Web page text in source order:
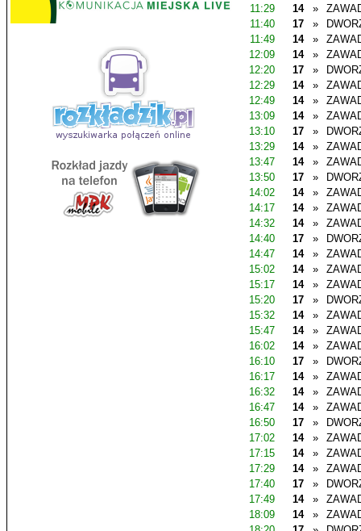
11:29
14 »
11:40
17 »
11:49
14 »
12:09
14 »
12:20
17 »
12:29
14 »
12:49
14 »
13:09
14 »
13:10
17 »
13:29
14 »
13:47
14 »
13:50
17 »
14:02
14 »
14:17
14 »
14:32
14 »
14:40
17 »
14:47
14 »
15:02
14 »
15:17
14 »
15:20
17 »
15:32
14 »
15:47
14 »
16:02
14 »
16:10
17 »
16:17
14 »
16:32
14 »
16:47
14 »
16:50
17 »
17:02
14 »
17:15
14 »
17:29
14 »
17:40
17 »
17:49
14 »
18:09
14 »